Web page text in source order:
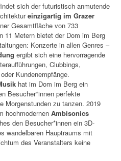
sich der futuristisch anmutende
einzigartig im Grazer
Gesamtfläche von 733
11 Metern bietet der Dom im Berg
Konzerte in allen Genres –
ergibt sich eine hervorragende
Clubbings,
Kundenempfänge.
hat im Dom im Berg ein
Besucher*innen perfekte
Morgenstunden zu tanzen. 2019
hochmodernen Ambisonics
den Besucher*innen ein 3D-
wandelbaren Hauptraums mit
des Veranstalters keine